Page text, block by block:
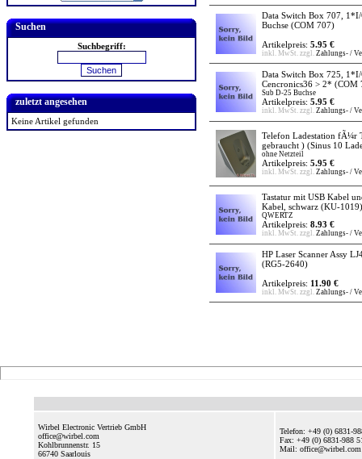
Suchen
Suchbegriff:
zuletzt angesehen
Keine Artikel gefunden
Data Switch Box 707,
Buchse (COM 707)
Artikelpreis: 5.95 €
inkl. MwSt. zzgl. Zahlungs- /
Data Switch Box 725,
Cencronics36 > 2* (COM
Sub D-25 Buchse
Artikelpreis: 5.95 €
inkl. MwSt. zzgl. Zahlungs- /
Telefon Ladestation fÃ¼r
gebraucht ) (Sinus 10
ohne Netzteil
Artikelpreis: 5.95 €
inkl. MwSt. zzgl. Zahlungs- /
Tastatur mit USB Kabel
Kabel, schwarz (KU-1019)
QWERTZ
Artikelpreis: 8.93 €
inkl. MwSt. zzgl. Zahlungs- /
HP Laser Scanner Assy
(RG5-2640)
Artikelpreis: 11.90 €
inkl. MwSt. zzgl. Zahlungs- /
Wirbel Electronic Vertrieb GmbH
office@wirbel.com
Kohlbrunnenstr. 15
66740 Saarlouis
Telefon: +49 (0) 6831-
Fax: +49 (0) 6831-988
Mail: